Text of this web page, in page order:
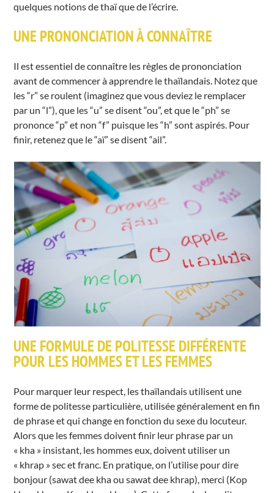
quelques notions de thaï que de l’écrire.
UNE PRONONCIATION À CONNAÎTRE
Il est essentiel de connaître les règles de prononciation
avant de commencer à apprendre le thaïlandais. Notez que
les “r” se roulent (imaginez que vous deviez le remplacer
par un “l”), que les “u” se disent “ou”, et que le “ph” se
prononce “p” et non “f” puisque les “h” sont aspirés. Pour
finir, retenez que le “aï” se disent “ail”.
UNE FORMULE DE POLITESSE DIFFÉRENTE
POUR LES HOMMES ET LES FEMMES
Pour marquer leur respect, les thaïlandais utilisent une
forme de politesse particulière, utilisée généralement en fin
de phrase et qui change en fonction du sexe du locuteur.
Alors que les femmes doivent finir leur phrase par un
« kha » insistant, les hommes eux, doivent utiliser un
« khrap » sec et franc. En pratique, on l’utilise pour dire
bonjour (sawat dee kha ou sawat dee khrap), merci (Kop